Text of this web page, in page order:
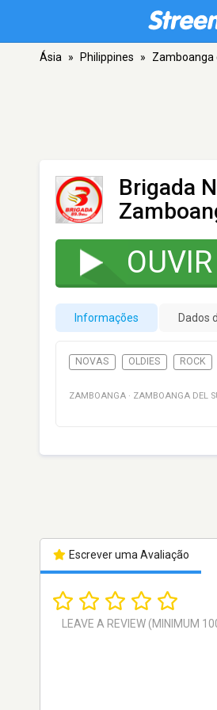
Ásia » Philippines » Zamboanga
Brigada
OUVIR
Informações Dados
NOVAS OLDIES ROCK
ZAMBOANGA · ZAMBOANGA DEL
Escrever uma Avaliação